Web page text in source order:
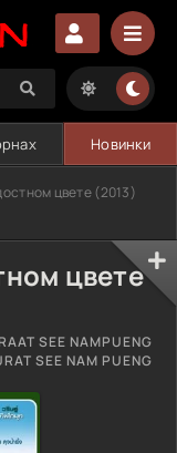
Новинки
цвете (2013)
цвете
SEE NAMPUENG
SEE NAM PUENG